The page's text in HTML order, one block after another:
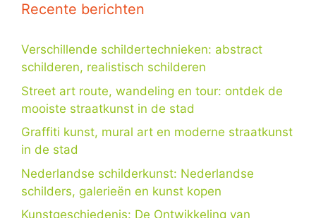
Recente berichten
Verschillende schildertechnieken: abstract
schilderen, realistisch schilderen
Street art route, wandeling en tour: ontdek de
mooiste straatkunst in de stad
Graffiti kunst, mural art en moderne straatkunst
in de stad
Nederlandse schilderkunst: Nederlandse
schilders, galerieën en kunst kopen
Kunstgeschiedenis: De Ontwikkeling van